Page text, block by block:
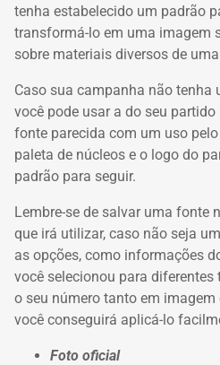
tenha estabelecido um padrão
transformá-lo em uma imagem
sobre materiais diversos de
Caso sua campanha não tenha
você pode usar a do seu
fonte parecida com um uso
paleta de núcleos e o logo do
padrão para seguir.
Lembre-se de salvar uma fonte
que irá utilizar, caso não seja
as opções, como informações
você selecionou para diferentes
o seu número tanto em
você conseguirá aplicá-lo
Foto oficial